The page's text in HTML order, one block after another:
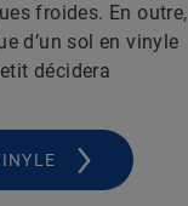
froides. En outre,
d’un sol en vinyle
décidera